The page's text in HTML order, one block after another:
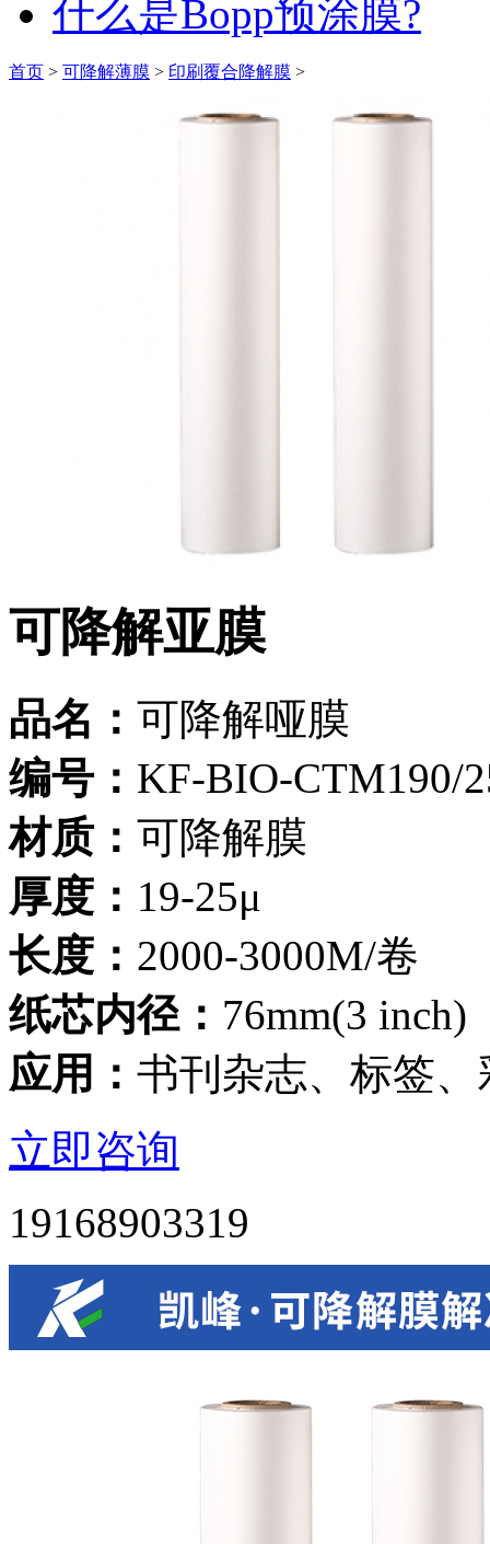
什么是Bopp预涂膜?
首页 > 可降解薄膜 > 印刷覆合降解膜 >
可降解亚膜
品名： 可降解哑膜
编号： KF-BIO-CTM190/
材质： 可降解膜
厚度： 19-25μ
长度： 2000-3000M/卷
纸芯内径： 76mm(3 inch)
应用： 书刊杂志、标签
立即咨询
19168903319